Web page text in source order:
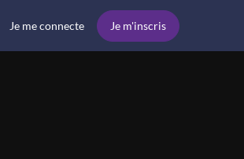
Je me connecte Je m'inscris